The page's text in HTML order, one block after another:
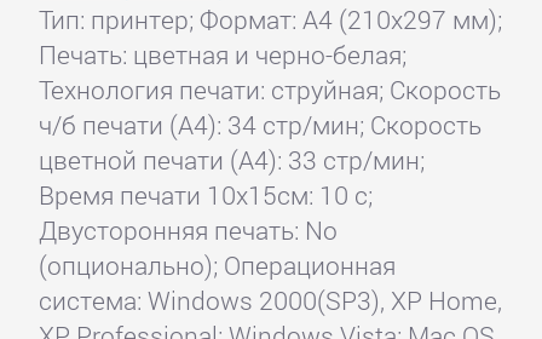
Тип: принтер; Формат: A4 (210x297 мм);
Печать: цветная и черно-белая;
Технология печати: струйная; Скорость
ч/б печати (А4): 34 стр/мин; Скорость
цветной печати (А4): 33 стр/мин;
Время печати 10x15см: 10 с;
Двусторонняя печать: No
(опционально); Операционная
система: Windows 2000(SP3), XP Home,